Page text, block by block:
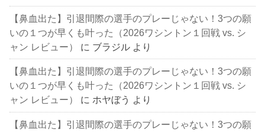
【鼻血出た】引退間際の選手のプレーじゃない！3つの願
いの１つが早くも叶った（2026ワシントン１回戦 vs. シ
ャン レビュー）
に ブラジル より
【鼻血出た】引退間際の選手のプレーじゃない！3つの願
いの１つが早くも叶った（2026ワシントン１回戦 vs. シ
ャン レビュー）
に ホヤぼう より
【鼻血出た】引退間際の選手のプレーじゃない！3つの願